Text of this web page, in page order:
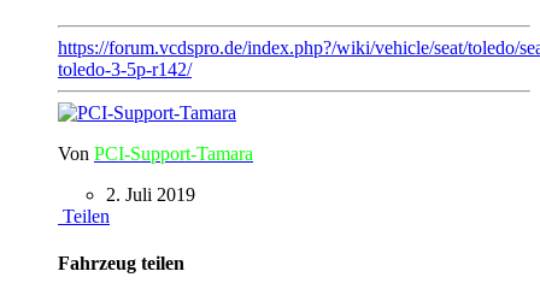
https://forum.vcdspro.de/index.php?/wiki/vehicle/seat/toledo/
toledo-3-5p-r142/
Von PCI-Support-Tamara
2. Juli 2019
Teilen
Fahrzeug teilen